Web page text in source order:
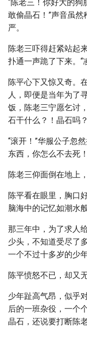
“陈老三！你好大的狗
敢偷晶石！”声音虽
严。
陈老三吓得赶紧站起
扑通一声跪了下来。“
陈平心下又惊又奇。
人，即便是当年为了
饭，陈老三宁愿乞讨
石干什么？！晶石吗
“滚开！”华服公子忽
东西，你怎么不去死
陈老三仰面倒在地上
陈平看在眼里，胸口
脑海中的记忆如潮水般
那三年中，为了求人
少头，不知道受尽了
一个不过十多岁的少年
陈平愤怒不已，却又
少年趾高气昂，似乎
后的一班杂役，一个
晶石，还说要打断陈老